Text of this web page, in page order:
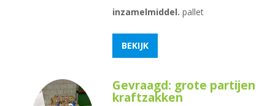
inzamelmiddel. pallet
BEKIJK
Gevraagd: grote partijen
kraftzakken